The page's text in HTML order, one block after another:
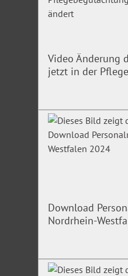
Video Änderung
jetzt in der
Download
Nordrhein-